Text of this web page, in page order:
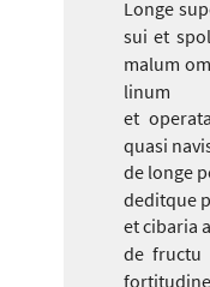
Longe
sui et
malum
linum
et
quasi
de longe
deditque
et cibaria
de fructu